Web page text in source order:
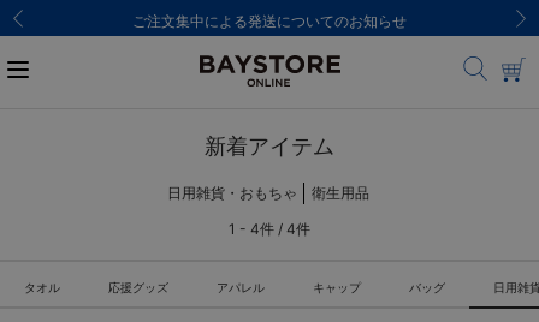
ご注文集中による発送についてのお知らせ
新着アイテム
日用雑貨・おもちゃ
衛生用品
1 - 4件 / 4件
タオル 応援グッズ アパレル キャップ バッグ 日用雑